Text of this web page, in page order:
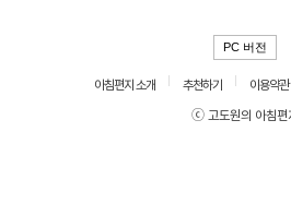
PC 버전
아침편지 소개 추천하기 이용약관
ⓒ 고도원의 아침편